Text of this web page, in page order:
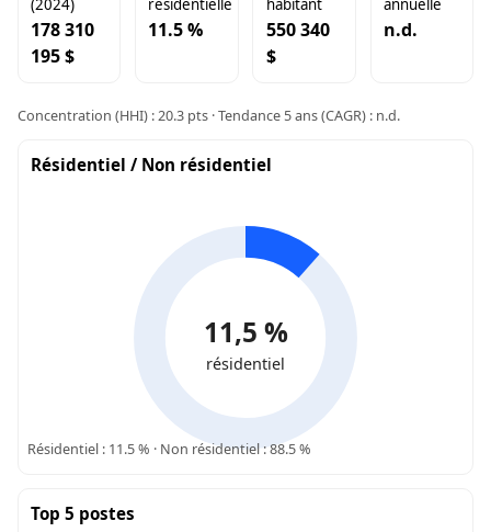
(2024)
178 310
195 $
résidentielle
11.5 %
habitant
550 340
$
annuelle
n.d.
Concentration (HHI) : 20.3 pts · Tendance 5 ans (CAGR) : n.d.
Résidentiel / Non résidentiel
11,5 %
résidentiel
Résidentiel : 11.5 % · Non résidentiel : 88.5 %
Top 5 postes